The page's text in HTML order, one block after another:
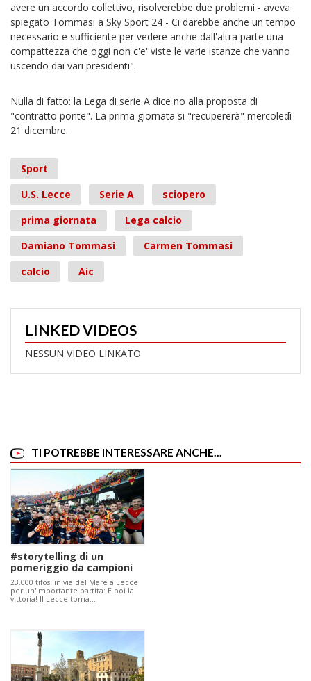
avere un accordo collettivo, risolverebbe due problemi - aveva
spiegato Tommasi a Sky Sport 24 - Ci darebbe anche un tempo
necessario e sufficiente per vedere anche dall'altra parte una
compattezza che oggi non c'e' viste le varie istanze che vanno
uscendo dai vari presidenti".
Nulla di fatto: la Lega di serie A dice no alla proposta di
"contratto ponte". La prima giornata si "recupererà" mercoledì
21 dicembre.
Sport
U.S. Lecce
Serie A
sciopero
prima giornata
Lega calcio
Damiano Tommasi
Carmen Tommasi
calcio
Aic
LINKED VIDEOS
NESSUN VIDEO LINKATO
TI POTREBBE INTERESSARE ANCHE...
#storytelling di un
pomeriggio da campioni
23.000 tifosi in via del Mare a Lecce
per un'importante partita: E poi la
vittoria! Il Lecce torna…